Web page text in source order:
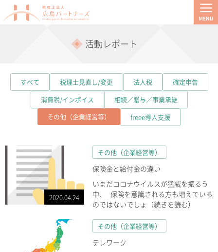
活動レポート
すべて 税理士見直し/変更 法人税
確定申告
消費税/インボイス
相続／贈与／事業承継
その他（企業経営等）
freee導入支援
2020.04.24
その他（企業経営等）
保険金と給付金の違い
いまだコロナウイルスが猛威を振るう
中、 保険を意識される方も増えている
のではないでしょ（続きを読む）
その他（企業経営等）
テレワーク